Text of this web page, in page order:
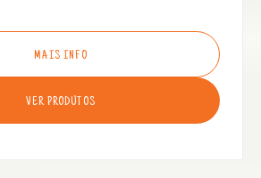
MAIS INFO
VER PRODUTOS